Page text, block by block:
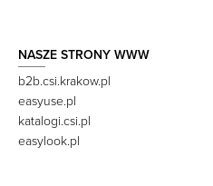
NASZE STRONY WWW
b2b.csi.krakow.pl
easyuse.pl
katalogi.csi.pl
easylook.pl